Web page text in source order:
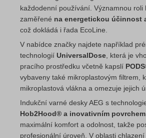
každodenní používání. Významnou roli
zaměřené na energetickou účinnost
což dokládá i řada EcoLine.
V nabídce značky najdete například
technologií UniversalDose , která je
pracího prostředku včetně kapslí
vybaveny také mikroplastovým filtrem,
mikroplastová vlákna a omezuje jejich
Indukční varné desky AEG s
Hob2Hood® a inovativním
maximální komfort a odolnost, takže
profesionální úroveň. V oblasti